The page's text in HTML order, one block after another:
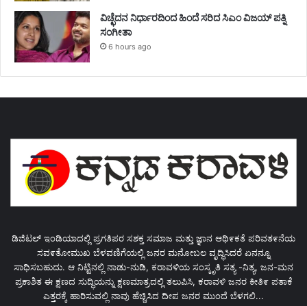
ವಿಚ್ಛೆದನ ನಿರ್ಧಾರದಿಂದ ಹಿಂದೆ ಸರಿದ ಸಿಎಂ ವಿಜಯ್ ಪತ್ನಿ
ಸಂಗೀತಾ
6 hours ago
ಡಿಜಿಟಲ್ ಇಂಡಿಯಾದಲ್ಲಿ ಪ್ರಗತಿಪರ ಸಶಕ್ತ ಸಮಾಜ ಮತ್ತು ಜ್ಞಾನ ಆಥಿ೯ಕತೆ ಪರಿವತ೯ನೆಯ
ಸವ೯ತೋಮುಖ ಬೆಳವಣಿಗೆಯಲ್ಲಿ ಜನರ ಮನೋಬಲ ವೃದ್ಧಿಸಿದರೆ ಏನನ್ನೂ
ಸಾಧಿಸಬಹುದು. ಆ ನಿಟ್ಟಿನಲ್ಲಿ ನಾಡು-ನುಡಿ, ಕರಾವಳಿಯ ಸಂಸ್ಕೃತಿ ಸತ್ಯ -ನಿತ್ಯ, ಜನ-ಮನ
ಪ್ರಕಾಶಿತ ಈ ಕ್ಷಣದ ಸುದ್ಧಿಯನ್ನು ಕ್ಷಣಮಾತ್ರದಲ್ಲಿ ತಲುಪಿಸಿ, ಕರಾವಳಿ ಜನರ ಕೀತಿ೯ ಪತಾಕೆ
ಎತ್ತರಕ್ಕೆ ಹಾರಿಸುವಲ್ಲಿ ನಾವು ಹೆಚ್ಚಿಸಿದ ದೀಪ ಜನರ ಮುಂದೆ ಬೆಳಗಲಿ...